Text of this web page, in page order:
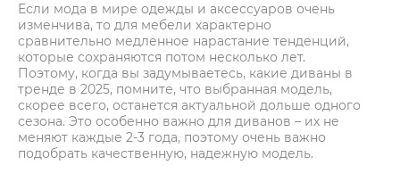
Если мода в мире одежды и аксессуаров очень
изменчива, то для мебели характерно
сравнительно медленное нарастание тенденций,
которые сохраняются потом несколько лет.
Поэтому, когда вы задумываетесь, какие диваны в
тренде в 2025, помните, что выбранная модель,
скорее всего, останется актуальной дольше одного
сезона. Это особенно важно для диванов – их не
меняют каждые 2-3 года, поэтому очень важно
подобрать качественную, надежную модель.